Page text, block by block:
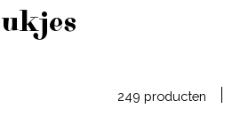
249 producten